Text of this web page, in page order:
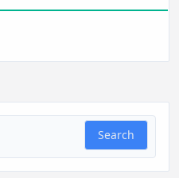
Search